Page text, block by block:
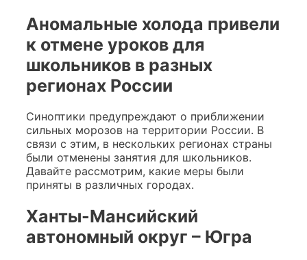
Аномальные холода привели
к отмене уроков для
школьников в разных
регионах России
Синоптики предупреждают о приближении
сильных морозов на территории России. В
связи с этим, в нескольких регионах страны
были отменены занятия для школьников.
Давайте рассмотрим, какие меры были
приняты в различных городах.
Ханты-Мансийский
автономный округ – Югра